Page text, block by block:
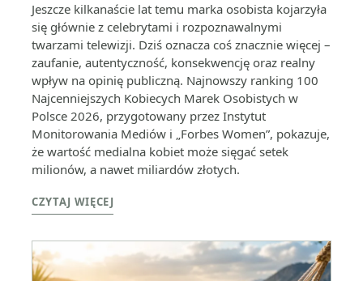
Jeszcze kilkanaście lat temu marka osobista kojarzyła
się głównie z celebrytami i rozpoznawalnymi
twarzami telewizji. Dziś oznacza coś znacznie więcej –
zaufanie, autentyczność, konsekwencję oraz realny
wpływ na opinię publiczną. Najnowszy ranking 100
Najcenniejszych Kobiecych Marek Osobistych w
Polsce 2026, przygotowany przez Instytut
Monitorowania Mediów i „Forbes Women”, pokazuje,
że wartość medialna kobiet może sięgać setek
milionów, a nawet miliardów złotych.
CZYTAJ WIĘCEJ